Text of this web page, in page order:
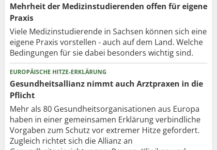
Mehrheit der Medizinstudierenden offen für eigene
Praxis
Viele Medizinstudierende in Sachsen können sich eine
eigene Praxis vorstellen - auch auf dem Land. Welche
Bedingungen für sie dabei besonders wichtig sind.
EUROPÄISCHE HITZE-ERKLÄRUNG
Gesundheitsallianz nimmt auch Arztpraxen in die
Pflicht
Mehr als 80 Gesundheits­organisationen aus Europa
haben in einer gemeinsamen Erklärung verbindliche
Vorgaben zum Schutz vor extremer Hitze gefordert.
Zugleich richtet sich die Allianz an